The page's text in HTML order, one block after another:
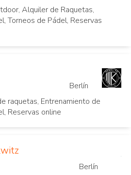
Alquiler de Raquetas,
Torneos de Pádel, Reservas
Berlín
raquetas, Entrenamiento de
Reservas online
Berlín